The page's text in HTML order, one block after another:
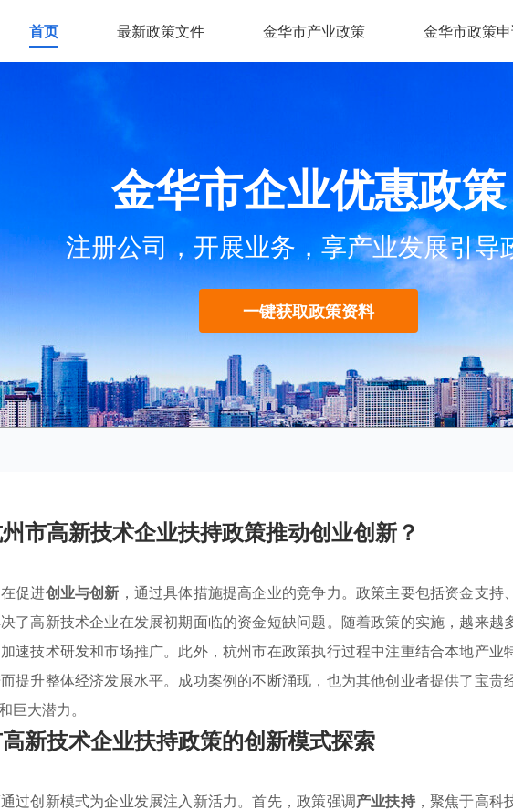
首页 最新政策文件 金华市产业政策 金华市政策
金华市企业优惠政策
注册公司，开展业务，享产业发展引导
一键获取政策资料
市高新技术企业扶持政策推动创业创新？
促进创业与创新 ，通过具体措施提高企业的竞争力。政策主要包括资金支持、
了高新技术企业在发展初期面临的资金短缺问题。随着政策的实施，越来越
速技术研发和市场推广。此外，杭州市在政策执行过程中注重结合本地产业
而提升整体经济发展水平。成功案例的不断涌现，也为其他创业者提供了宝贵
巨大潜力。
新技术企业扶持政策的创新模式探索
过创新模式为企业发展注入新活力。首先，政策强调产业扶持，聚焦于高科